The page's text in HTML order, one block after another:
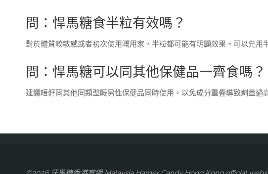
問：悍馬糖食半粒有效嗎？
對於體質較敏感或者初次使用嘅用家，半粒都可能有明顯效果。可以先用
問：悍馬糖可以同其他保健品一齊食嗎？
建議唔好同其他同類型嘅男性保健品同時使用，以免成分重疊導致劑量過